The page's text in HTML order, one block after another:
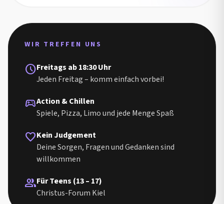
WIR TREFFEN UNS
scheduleFreitags ab 18:30 Uhr
Jeden Freitag – komm einfach vorbei!
sports_esportsAction & Chillen
Spiele, Pizza, Limo und jede Menge Spaß
favoriteKein Judgement
Deine Sorgen, Fragen und Gedanken sind
willkommen
groupFür Teens (13 – 17)
Christus-Forum Kiel
Spiele,
Action
Challenges